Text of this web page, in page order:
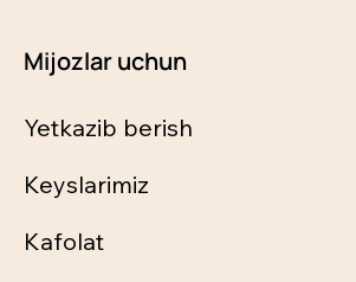
Mijozlar uchun
Yetkazib berish
Keyslarimiz
Kafolat